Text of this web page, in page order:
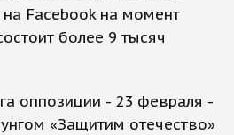
на Facebook на момент
более 9 тысяч
оппозиции - 23 февраля -
«Защитим отечество»